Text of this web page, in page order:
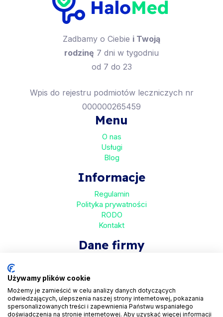
Zadbamy o Ciebie i Twoją
rodzinę 7 dni w tygodniu
od 7 do 23
Wpis do rejestru podmiotów leczniczych nr
000000265459
Menu
O nas
Usługi
Blog
Informacje
Regulamin
Polityka prywatności
RODO
Kontakt
Dane firmy
ul. Bolkowska 2D
01-466 Warszawa
KRS 0001048558
REGON 525935069
Używamy plików cookie
Możemy je zamieścić w celu analizy danych dotyczących
odwiedzających, ulepszenia naszej strony internetowej, pokazania
spersonalizowanych treści i zapewnienia Państwu wspaniałego
doświadczenia na stronie internetowej. Aby uzyskać więcej informacji